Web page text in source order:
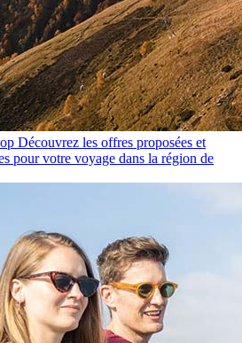
Découvrez les offres proposées et
pour votre voyage dans la région de